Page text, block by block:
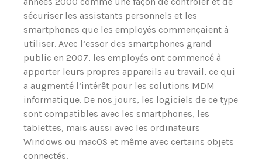
sécuriser les assistants personnels et les
smartphones que les employés commençaient à
utiliser. Avec l’essor des smartphones grand
public en 2007, les employés ont commencé à
apporter leurs propres appareils au travail, ce qui
a augmenté l’intérêt pour les solutions MDM
informatique. De nos jours, les logiciels de ce type
sont compatibles avec les smartphones, les
tablettes, mais aussi avec les ordinateurs
Windows ou macOS et même avec certains objets
connectés.